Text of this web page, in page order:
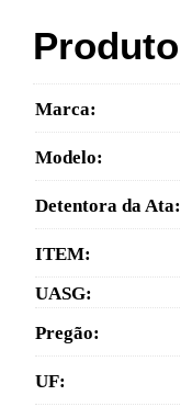
Produto
Marca:
Modelo:
Detentora da Ata:
ITEM:
UASG:
Pregão:
UF: